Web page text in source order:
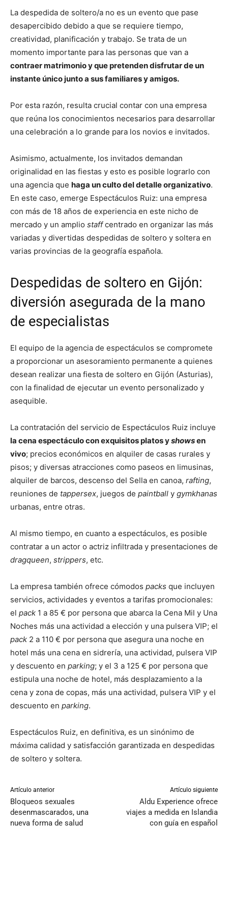
La despedida de soltero/a no es un evento que pase
desapercibido debido a que se requiere tiempo,
creatividad, planificación y trabajo. Se trata de un
momento importante para las personas que van a
contraer matrimonio y que pretenden disfrutar de un
instante único junto a sus familiares y amigos.
Por esta razón, resulta crucial contar con una empresa
que reúna los conocimientos necesarios para desarrollar
una celebración a lo grande para los novios e invitados.
Asimismo, actualmente, los invitados demandan
originalidad en las fiestas y esto es posible lograrlo con
una agencia que haga un culto del detalle organizativo.
En este caso, emerge Espectáculos Ruiz: una empresa
con más de 18 años de experiencia en este nicho de
mercado y un amplio staffcentrado en organizar las más
variadas y divertidas despedidas de soltero y soltera en
varias provincias de la geografía española.
Despedidas de soltero en Gijón:
diversión asegurada de la mano
de especialistas
El equipo de la agencia de espectáculos se compromete
a proporcionar un asesoramiento permanente a quienes
desean realizar una fiesta de soltero en Gijón (Asturias),
con la finalidad de ejecutar un evento personalizado y
asequible.
La contratación del servicio de Espectáculos Ruiz incluye
la cena espectáculo con exquisitos platos yshowsen
vivo; precios económicos en alquiler de casas rurales y
pisos; y diversas atracciones como paseos en limusinas,
alquiler de barcos, descenso del Sella en canoa, rafting,
reuniones de tappersex, juegos de paintball y gymkhanas
urbanas, entre otras.
Al mismo tiempo, en cuanto a espectáculos, es posible
contratar a un actor o actriz infiltrada y presentaciones de
dragqueen, strippers, etc.
La empresa también ofrece cómodos packs que incluyen
servicios, actividades y eventos a tarifas promocionales:
el pack 1 a 85 € por persona que abarca la Cena Mil y Una
Noches más una actividad a elección y una pulsera VIP; el
pack 2 a 110 € por persona que asegura una noche en
hotel más una cena en sidrería, una actividad, pulsera VIP
y descuento en parking; y el 3 a 125 € por persona que
estipula una noche de hotel, más desplazamiento a la
cena y zona de copas, más una actividad, pulsera VIP y el
descuento en parking.
Espectáculos Ruiz, en definitiva, es un sinónimo de
máxima calidad y satisfacción garantizada en despedidas
de soltero y soltera.
Artículo anterior
Bloqueos sexuales
desenmascarados, una
nueva forma de salud
Artículo siguiente
Aldu Experience ofrece
viajes a medida en Islandia
con guía en español